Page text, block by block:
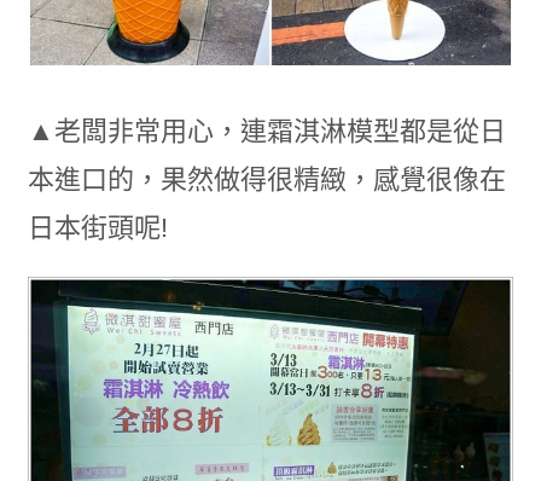
▲老闆非常用心，連霜淇淋模型都是從日
本進口的，果然做得很精緻，感覺很像在
日本街頭呢!